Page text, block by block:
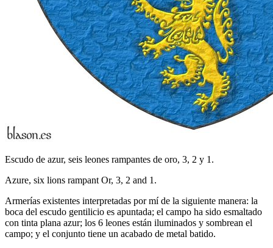
Escudo de azur, seis leones rampantes de oro, 3, 2 y 1.
Azure, six lions rampant Or, 3, 2 and 1.
Armerías existentes interpretadas por mí de la siguiente manera: la
boca del escudo gentilicio es apuntada; el campo ha sido esmaltado
con tinta plana azur; los 6 leones están iluminados y sombrean el
campo; y el conjunto tiene un acabado de metal batido.